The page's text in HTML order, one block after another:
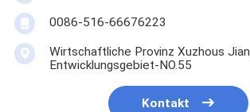
0086-516-66676223
Wirtschaftliche Provinz Xuzhous
Entwicklungsgebiet-NO.55
Kontakt